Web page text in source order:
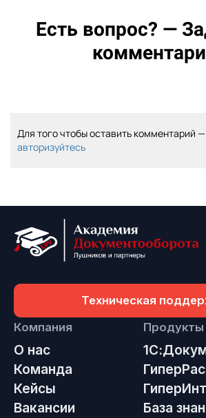
Есть вопрос? —
Для того чтобы оставить комментарий —
авторизуйтесь
Техническая
Компания
О нас
Команда
Кейсы
Вакансии
Продукты
База